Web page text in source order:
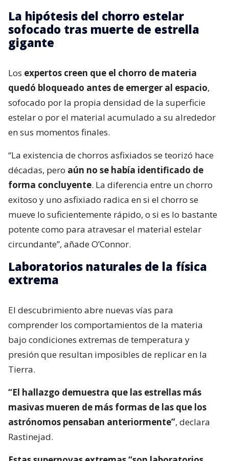
La hipótesis del chorro estelar
sofocado tras muerte de estrella
gigante
Los expertos creen que el chorro de materia
quedó bloqueado antes de emerger al espacio,
sofocado por la propia densidad de la superficie
estelar o por el material acumulado a su alrededor
en sus momentos finales.
“La existencia de chorros asfixiados se teorizó hace
décadas, pero aún no se había identificado de
forma concluyente. La diferencia entre un chorro
exitoso y uno asfixiado radica en si el chorro se
mueve lo suficientemente rápido, o si es lo bastante
potente como para atravesar el material estelar
circundante”, añade O’Connor.
Laboratorios naturales de la física
extrema
El descubrimiento abre nuevas vías para
comprender los comportamientos de la materia
bajo condiciones extremas de temperatura y
presión que resultan imposibles de replicar en la
Tierra.
“El hallazgo demuestra que las estrellas más
masivas mueren de más formas de las que los
astrónomos pensaban anteriormente”, declara
Rastinejad.